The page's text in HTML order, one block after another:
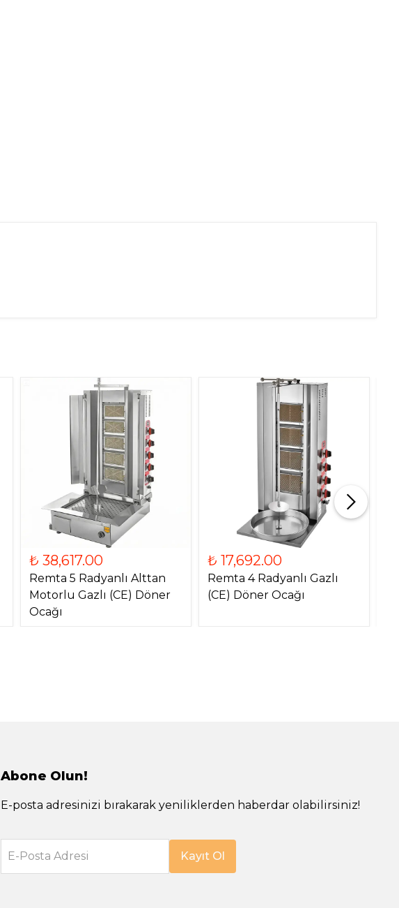
₺ 38,617.00
Remta 5 Radyanlı Alttan
Motorlu Gazlı (CE) Döner
Ocağı
₺ 17,692.00
Remta 4 Radyanlı Gazlı
(CE) Döner Ocağı
Abone Olun!
E-posta adresinizi bırakarak yeniliklerden haberdar olabilirsiniz!
E-Posta Adresi Kayıt Ol